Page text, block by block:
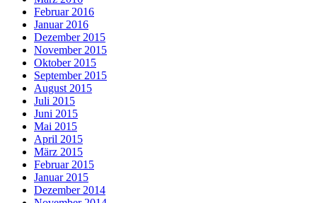
Februar 2016
Januar 2016
Dezember 2015
November 2015
Oktober 2015
September 2015
August 2015
Juli 2015
Juni 2015
Mai 2015
April 2015
März 2015
Februar 2015
Januar 2015
Dezember 2014